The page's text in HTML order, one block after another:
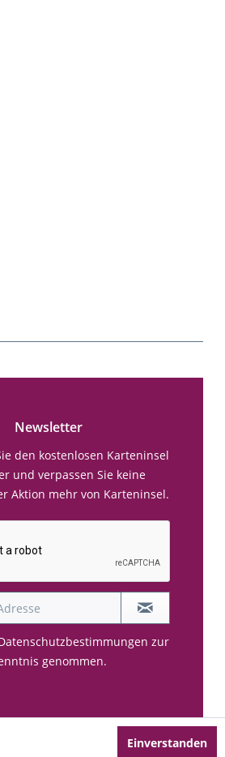
Newsletter
den kostenlosen Karteninsel
und verpassen Sie keine
Aktion mehr von Karteninsel.
zur
genommen.
Einverstanden